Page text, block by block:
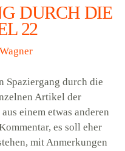
DURCH DIE
22
Spaziergang durch die
Artikel der
einem etwas anderen
es soll eher
mit Anmerkungen